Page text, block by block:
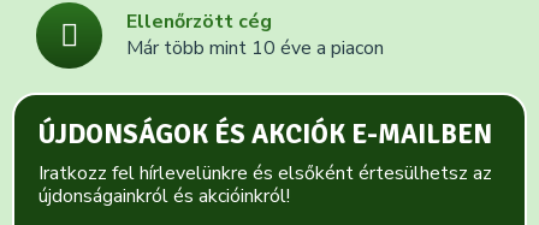
Ellenőrzött cég
Már több mint 10 éve a piacon
ÚJDONSÁGOK ÉS AKCIÓK E-MAILBEN
Iratkozz fel hírlevelünkre és elsőként értesülhetsz az
újdonságainkról és akcióinkról!